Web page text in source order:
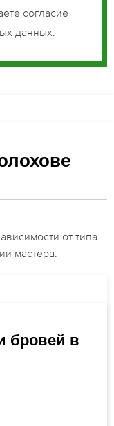
согласие
данных.
от типа
мастера.
бровей в